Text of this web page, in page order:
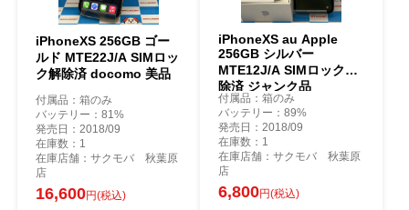
iPhoneXS 256GB ゴー
ルド MTE22J/A SIMロッ
ク解除済 docomo 美品
付属品：箱のみ
バッテリー：81%
発売日：2018/09
在庫数：1
在庫店舗：サクモバ 秋葉原
店
16,600円(税込)
iPhoneXS au Apple
256GB シルバー
MTE12J/A SIMロック解
除済 ジャンク品
付属品：箱のみ
バッテリー：89%
発売日：2018/09
在庫数：1
在庫店舗：サクモバ 秋葉原
店
6,800円(税込)